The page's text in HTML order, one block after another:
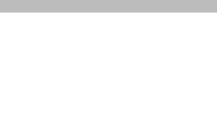
영상자료실